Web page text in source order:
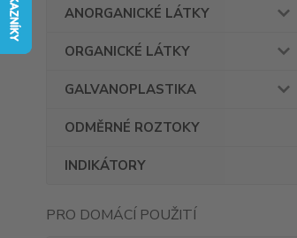
ANORGANICKÉ LÁTKY
ORGANICKÉ LÁTKY
GALVANOPLASTIKA
ODMĚRNÉ ROZTOKY
INDIKÁTORY
PRO DOMÁCÍ POUŽITÍ